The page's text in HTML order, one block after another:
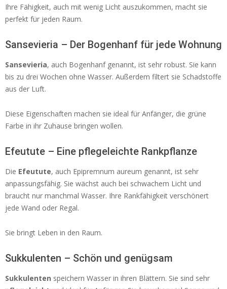
Ihre Fähigkeit, auch mit wenig Licht auszukommen, macht sie
perfekt für jeden Raum.
Sansevieria – Der Bogenhanf für jede Wohnung
Sansevieria, auch Bogenhanf genannt, ist sehr robust. Sie kann
bis zu drei Wochen ohne Wasser. Außerdem filtert sie Schadstoffe
aus der Luft.
Diese Eigenschaften machen sie ideal für Anfänger, die grüne
Farbe in ihr Zuhause bringen wollen.
Efeutute – Eine pflegeleichte Rankpflanze
Die Efeutute, auch Epipremnum aureum genannt, ist sehr
anpassungsfähig. Sie wächst auch bei schwachem Licht und
braucht nur manchmal Wasser. Ihre Rankfähigkeit verschönert
jede Wand oder Regal.
Sie bringt Leben in den Raum.
Sukkulenten – Schön und genügsam
Sukkulenten speichern Wasser in ihren Blättern. Sie sind sehr